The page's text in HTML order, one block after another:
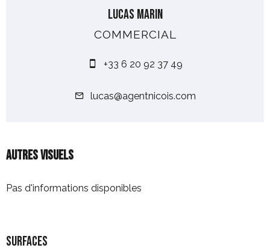
Lucas MARIN
COMMERCIAL
+33 6 20 92 37 49
lucas@agentnicois.com
Autres visuels
Pas d'informations disponibles
Surfaces